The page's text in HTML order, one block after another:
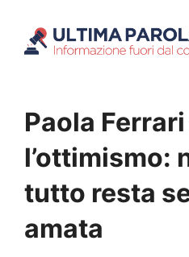
Paola
l’ottimismo:
tutto resta
amata